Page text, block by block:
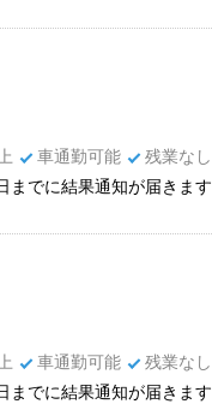
車通勤可能
残業なし
までに結果通知が届きます
車通勤可能
残業なし
までに結果通知が届きます